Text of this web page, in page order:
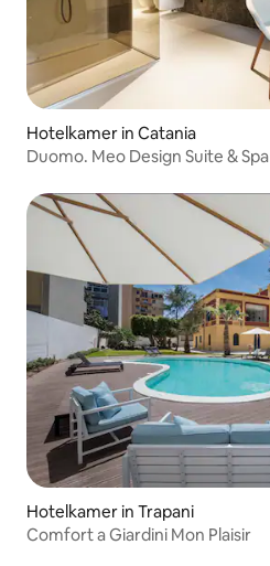
Hotelkamer in Catania
Duomo. Meo Design Suite & Spa
Hotelkamer in Trapani
Comfort a Giardini Mon Plaisir